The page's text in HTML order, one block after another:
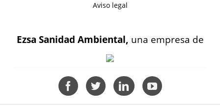
Aviso legal
Ezsa Sanidad Ambiental, una empresa de